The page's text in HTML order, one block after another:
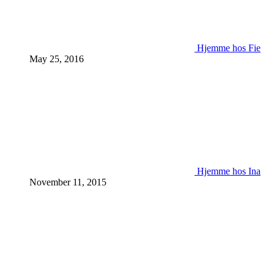
Hjemme hos Fie
May 25, 2016
Hjemme hos Ina
November 11, 2015